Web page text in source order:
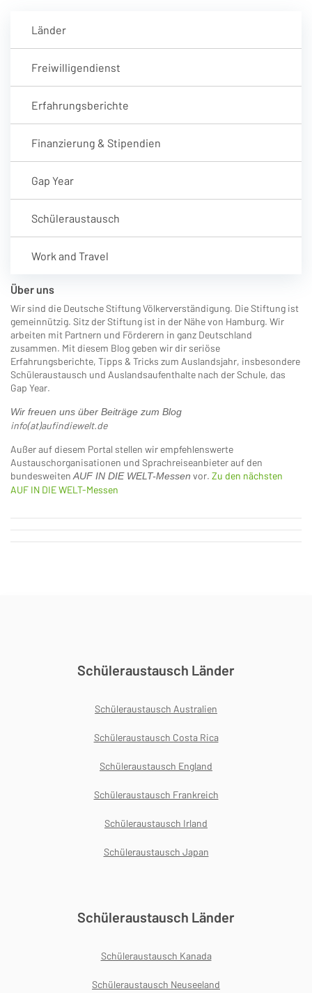
Länder
Freiwilligendienst
Erfahrungsberichte
Finanzierung & Stipendien
Gap Year
Schüleraustausch
Work and Travel
Über uns
Wir sind die Deutsche Stiftung Völkerverständigung. Die Stiftung ist
gemeinnützig. Sitz der Stiftung ist in der Nähe von Hamburg. Wir
arbeiten mit Partnern und Förderern in ganz Deutschland
zusammen. Mit diesem Blog geben wir dir seriöse
Erfahrungsberichte, Tipps & Tricks zum Auslandsjahr, insbesondere
Schüleraustausch und Auslandsaufenthalte nach der Schule, das
Gap Year.
Wir freuen uns über Beiträge zum Blog
info(at)aufindiewelt.de
Außer auf diesem Portal stellen wir empfehlenswerte
Austauschorganisationen und Sprachreiseanbieter auf den
bundesweiten AUF IN DIE WELT-Messen vor. Zu den nächsten
AUF IN DIE WELT-Messen
Schüleraustausch Länder
Schüleraustausch Australien
Schüleraustausch Costa Rica
Schüleraustausch England
Schüleraustausch Frankreich
Schüleraustausch Irland
Schüleraustausch Japan
Schüleraustausch Länder
Schüleraustausch Kanada
Schüleraustausch Neuseeland